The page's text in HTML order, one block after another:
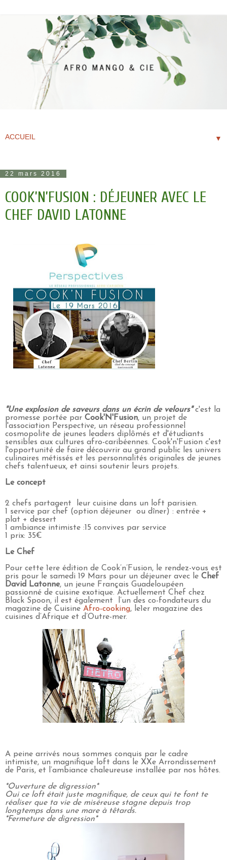
▼
22 mars 2016
COOK’N’FUSION : DÉJEUNER AVEC LE
CHEF DAVID LATONNE
"Une explosion de saveurs dans un écrin de velours"c'est la
promesse portée par Cook'N'Fusion, un projet de
l'association Perspective, un réseau professionnel
cosmopolite de jeunes leaders diplômés et d'étudiants
sensibles aux cultures afro-caribéennes. Cook'n'Fusion c'est
l'opportunité de faire découvrir au grand public les univers
culinaires métissés et les personnalités originales de jeunes
chefs talentueux, et ainsi soutenir leurs projets.
Le concept
2 chefs partagent leur cuisine dans un loft parisien.
1 service par chef (option déjeuner ou dîner) : entrée +
plat + dessert
1 ambiance intimiste :15 convives par service
1 prix: 35€
Le Chef
Pour cette 1ere édition de Cook’n’Fusion, le rendez-vous est
pris pour le samedi 19 Mars pour un déjeuner avec le Chef
David Latonne, un jeune Français Guadeloupéen
passionné de cuisine exotique. Actuellement Chef chez
Black Spoon, il est également l’un des co-fondateurs du
magazine de Cuisine Afro-cooking, le1er magazine des
cuisines d’Afrique et d’Outre-mer.
A peine arrivés nous sommes conquis par le cadre
intimiste, un magnifique loft dans le XXe Arrondissement
de Paris, et l’ambiance chaleureuse installée par nos hôtes.
*Ouverture de digression*
Oui ce loft était juste magnifique, de ceux qui te font te
réaliser que ta vie de miséreuse stagne depuis trop
longtemps dans une mare à têtards.
*Fermeture de digression*